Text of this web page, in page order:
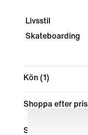
Livsstil
Skateboarding
Kön (1)
Shoppa efter pris
Storlek